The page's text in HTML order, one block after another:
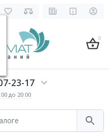
0
23-17
до 20:00